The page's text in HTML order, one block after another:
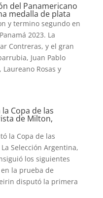
del Panamericano
medalla de plata
y termino segundo en
2023. La
Contreras, y el gran
Juan Pablo
Rosas y
Copa de las
de Milton,
la Copa de las
Selección Argentina,
los siguientes
la prueba de
disputó la primera